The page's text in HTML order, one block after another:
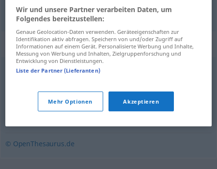
simpleton Mondkalb
Synonyme für "Mondkalb"
(im Denken) schwerfällig ,dusslig (ugs.)
dusselig (ugs.),(ein) Einfaltspinsel,unbedarft,dümmlich
verständnislos,(ein) Gimpel,stumpfsinnig
© OpenThesaurus.de
Wir und unsere Partner verarbeiten Daten, um
Folgendes bereitzustellen:
Genaue Geolocation-Daten verwenden. Geräteeigenschaften zur
Identifikation aktiv abfragen. Speichern von und/oder Zugriff auf
Informationen auf einem Gerät. Personalisierte Werbung und Inhalte,
Messung von Werbung und Inhalten, Zielgruppenforschung und
Entwicklung von Dienstleistungen.
Liste der Partner (Lieferanten)
Mehr Optionen Akzeptieren